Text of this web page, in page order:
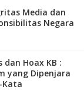
Media dan
Negara
dan Hoax KB :
yang Dipenjara
Kata